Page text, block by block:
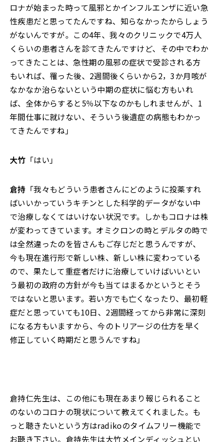
ロナが始まった時って風邪とかインフルエンザに近い急
性疾患だと思ってたんですね、知らなかったからしょう
がないんですが。この4年、我々のクリニックで4万人
くらいの患者さんを診てきたんですけど、その中でわか
ってきたことは、急性期の風邪の症状で受診される方
もいれば、罹った後、2週間後くらいから2，3か月咳が
なかなか治らないという中期の症状に悩む方もいれ
ば、全体からすると5％以下なのかもしれませんが、1
年間仕事に就けない、そういう後遺症の病態もわかっ
てきたんですね」
大竹 「はい」
倉持 「我々もどういう患者さんにどのように投薬すれ
ばいいかっていうキチンとした科学的データがない中
で治療しなくてはいけない状況です。しかもコロナは株
が変わってきています。オミクロンの時とデルタの時で
は全然違ったのを皆さんもご存じだと思うんですが、
今も現在進行形で新しい株、新しい株に変わっている
ので、果たして重症者だけに治療していけばいいとい
う最初の政府の方針が今も当てはまるかというとそう
ではないと思います。若い方でも亡くなったり、最初軽
症だと思っていても10日、2週間経ってから非常に深刻
になる方もいますから、今のトリアージの仕方を早く
修正していく時期だと思うんですね」
倉持仁先生は、この他にも現在あまり報じられること
のないのコロナの現状について教えてくれました。も
っと聴きたいという方はradikoのタイムフリー機能で
お聴き下さい。倉持先生は大竹メインディッシュとい